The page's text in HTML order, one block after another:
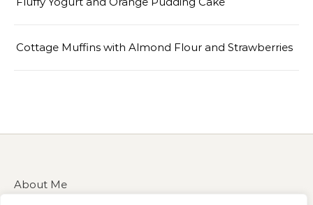
Cottage Muffins with Almond Flour and Strawberries
About Me